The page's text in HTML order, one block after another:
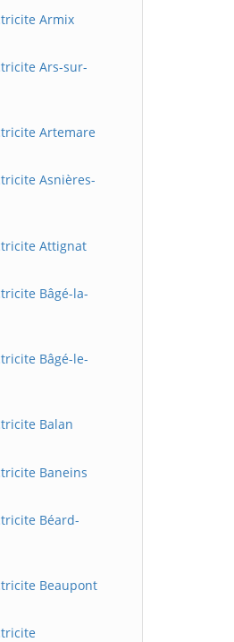
Armix
Ars-sur-
Artemare
Asnières-
Attignat
Bâgé-la-
Bâgé-le-
Balan
Baneins
Béard-
Beaupont